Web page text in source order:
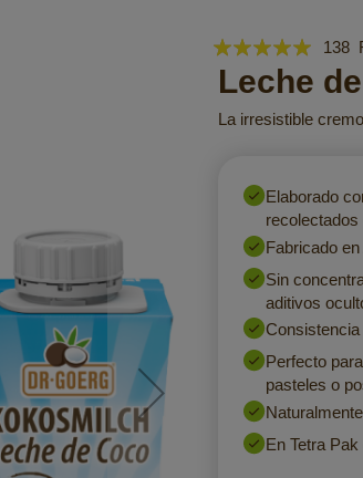
Valoración:
99
% of 100
138
Leche
La irresistible
Elaborado
recolectados
Fabricado
Sin
aditivos
Perfecto
pasteles o
En Tetra